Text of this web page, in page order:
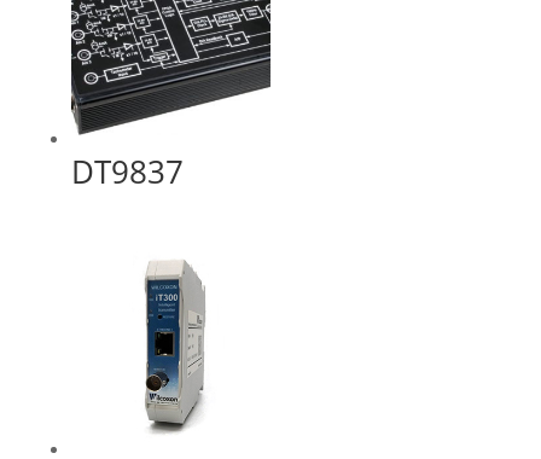
DT9837